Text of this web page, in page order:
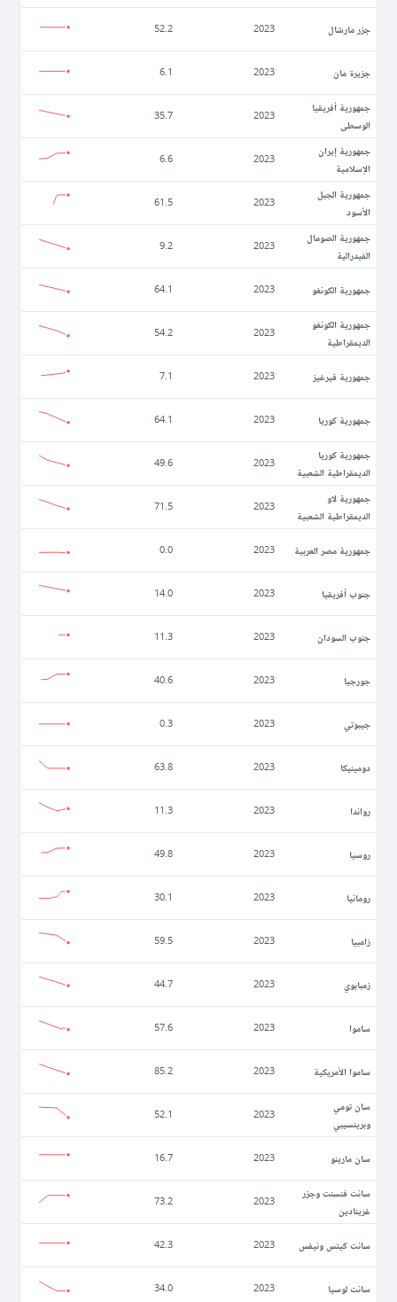
جزر مارشال 2023
52.2
جزيرة مان 2023
6.1
جمهورية أفريقيا
الوسطى
2023
35.7
جمهورية إيران
الإسلامية
2023
6.6
جمهورية الجبل
الأسود
2023
61.5
جمهورية الصومال
الفيدرالية
2023
9.2
جمهورية الكونغو 2023
64.1
جمهورية الكونغو
الديمقراطية
2023
54.2
جمهورية قيرغيز 2023
7.1
جمهورية كوريا 2023
64.1
جمهورية كوريا
الديمقراطية الشعبية
2023
49.6
جمهورية لاو
الديمقراطية الشعبية
2023
71.5
جمهورية مصر العربية 2023
0.0
جنوب أفريقيا 2023
14.0
جنوب السودان 2023
11.3
جورجيا 2023
40.6
جيبوتي 2023
0.3
دومينيكا 2023
63.8
رواندا 2023
11.3
روسيا 2023
49.8
رومانيا 2023
30.1
زامبيا 2023
59.5
زمبابوي 2023
44.7
ساموا 2023
57.6
ساموا الأمريكية 2023
85.2
سان تومي
وبرينسيبي
2023
52.1
سان مارينو 2023
16.7
سانت فنسنت وجزر
غرينادين
2023
73.2
سانت كيتس ونيفس 2023
42.3
سانت لوسيا 2023
34.0